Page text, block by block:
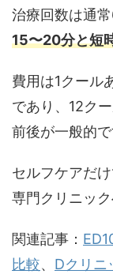
治療回数は通常
15〜20分と短
費用は1クール
であり、12ク
前後が一般的で
セルフケアだ
専門クリニッ
関連記事：
比較、 Dクリニ